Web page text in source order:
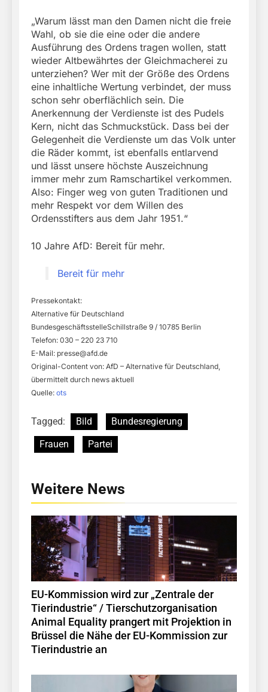
„Warum lässt man den Damen nicht die freie
Wahl, ob sie die eine oder die andere
Ausführung des Ordens tragen wollen, statt
wieder Altbewährtes der Gleichmacherei zu
unterziehen? Wer mit der Größe des Ordens
eine inhaltliche Wertung verbindet, der muss
schon sehr oberflächlich sein. Die
Anerkennung der Verdienste ist des Pudels
Kern, nicht das Schmuckstück. Dass bei der
Gelegenheit die Verdienste um das Volk unter
die Räder kommt, ist ebenfalls entlarvend
und lässt unsere höchste Auszeichnung
immer mehr zum Ramschartikel verkommen.
Also: Finger weg von guten Traditionen und
mehr Respekt vor dem Willen des
Ordensstifters aus dem Jahr 1951.“
10 Jahre AfD: Bereit für mehr.
Bereit für mehr
Pressekontakt:
Alternative für Deutschland
BundesgeschäftsstelleSchillstraße 9 / 10785 Berlin
Telefon: 030 – 220 23 710
E-Mail: presse@afd.de
Original-Content von: AfD – Alternative für Deutschland,
übermittelt durch news aktuell
Quelle: ots
Tagged: Bild
Bundesregierung
Frauen
Partei
Weitere News
EU-Kommission wird zur „Zentrale der
Tierindustrie“ / Tierschutzorganisation
Animal Equality prangert mit Projektion in
Brüssel die Nähe der EU-Kommission zur
Tierindustrie an